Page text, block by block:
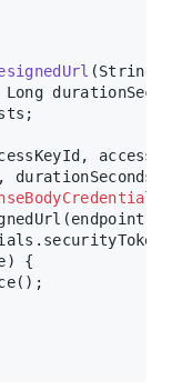
(String
durationSeconds);
{